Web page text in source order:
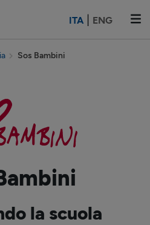
ITA| ENG
Sos Bambini
la scuola